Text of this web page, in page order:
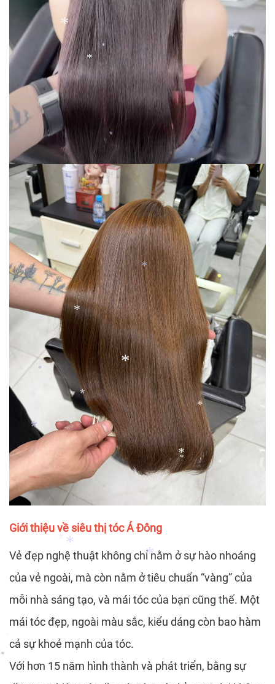
*
*
*
*
*
*
*
*
*
*
*
*
*
Giới thiệu về siêu thị tóc Á Đông
Vẻ đẹp nghệ thuật không chỉ nằm ở sự hào nhoáng
của vẻ ngoài, mà còn nằm ở tiêu chuẩn “vàng” của
mỗi nhà sáng tạo, và mái tóc của bạn cũng thế. Một
mái tóc đẹp, ngoài màu sắc, kiểu dáng còn bao hàm
cả sự khoẻ mạnh của tóc.
Với hơn 15 năm hình thành và phát triển, bằng sự